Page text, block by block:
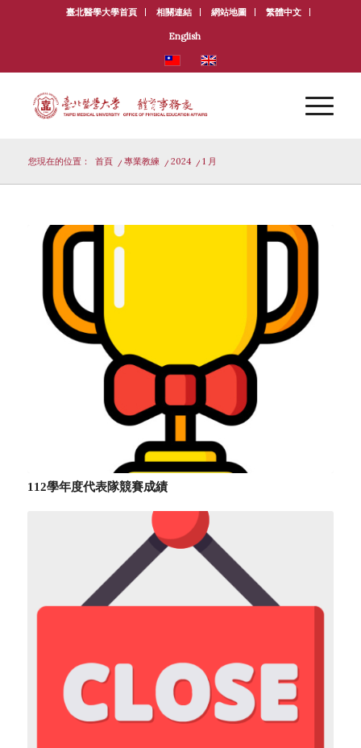
臺北醫學大學首頁 相關連結 網站地圖 繁體中文
English
您現在的位置： 首頁 / 專業教練 / 2024 / 1 月
112學年度代表隊競賽成績